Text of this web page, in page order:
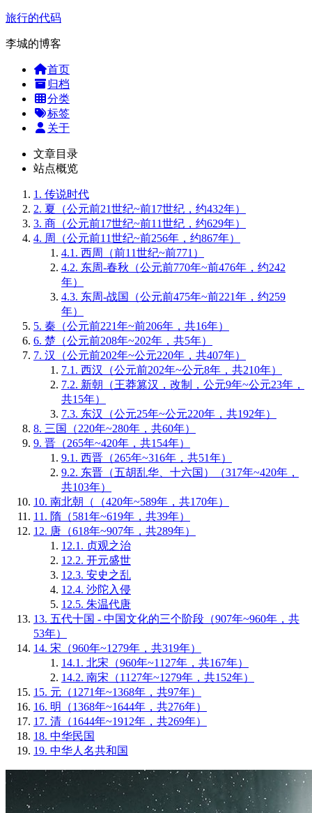
旅行的代码
李城的博客
首页
归档
分类
标签
关于
文章目录
站点概览
1. 传说时代
2. 夏（公元前21世纪~前17世纪，约432年）
3. 商（公元前17世纪~前11世纪，约629年）
4. 周（公元前11世纪~前256年，约867年）
4.1. 西周（前11世纪~前771）
4.2. 东周-春秋（公元前770年~前476年，约242
年）
4.3. 东周-战国（公元前475年~前221年，约259
年）
5. 秦（公元前221年~前206年，共16年）
6. 楚（公元前208年~202年，共5年）
7. 汉（公元前202年~公元220年，共407年）
7.1. 西汉（公元前202年~公元8年，共210年）
7.2. 新朝（王莽篡汉，改制，公元9年~公元23年，
共15年）
7.3. 东汉（公元25年~公元220年，共192年）
8. 三国（220年~280年，共60年）
9. 晋（265年~420年，共154年）
9.1. 西晋（265年~316年，共51年）
9.2. 东晋（五胡乱华、十六国）（317年~420年，
共103年）
10. 南北朝（（420年~589年，共170年）
11. 隋（581年~619年，共39年）
12. 唐（618年~907年，共289年）
12.1. 贞观之治
12.2. 开元盛世
12.3. 安史之乱
12.4. 沙陀入侵
12.5. 朱温代唐
13. 五代十国 - 中国文化的三个阶段（907年~960年，共
53年）
14. 宋（960年~1279年，共319年）
14.1. 北宋（960年~1127年，共167年）
14.2. 南宋（1127年~1279年，共152年）
15. 元（1271年~1368年，共97年）
16. 明（1368年~1644年，共276年）
17. 清（1644年~1912年，共269年）
18. 中华民国
19. 中华人名共和国